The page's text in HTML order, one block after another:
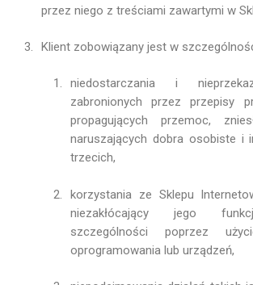
przez niego z treściami zawartymi w
Klient zobowiązany jest w
niedostarczania i
zabronionych przez przepisy
propagujących przemoc,
naruszających dobra osobiste i
trzecich,
korzystania ze Sklepu
niezakłócający jego
szczególności poprzez
oprogramowania lub urządzeń,